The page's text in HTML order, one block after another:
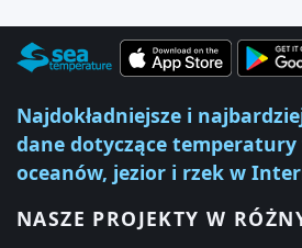
Najdokładniejsze i
dane dotyczące temperatury
oceanów, jezior i rzek w
NASZE PROJEKTY W